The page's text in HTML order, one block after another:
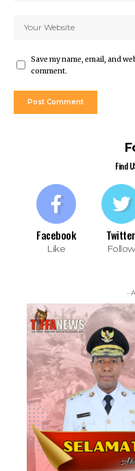
Save my name, email, and
comment.
Find
Facebook
Like
Twitter
Follow
-